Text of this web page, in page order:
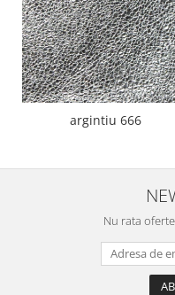
argintiu 666
Nu rata